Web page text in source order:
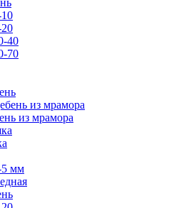
40
70
из мрамора
из мрамора
5 мм